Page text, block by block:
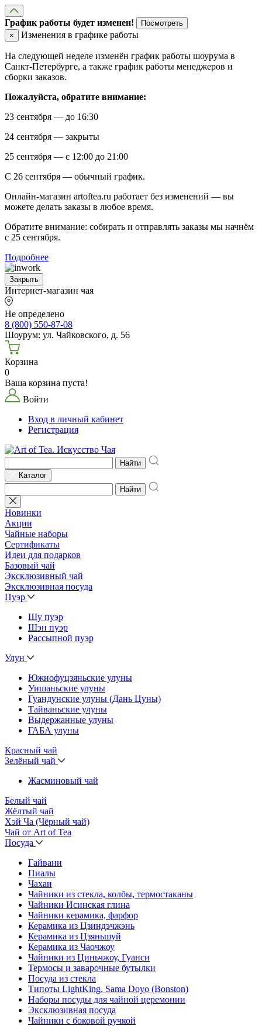
График работы будет изменен!
Посмотреть
×
Изменения в графике работы
На следующей неделе изменён график работы шоурума в
Санкт-Петербурге, а также график работы менеджеров и
сборки заказов.
Пожалуйста, обратите внимание:
23 сентября — до 16:30
24 сентября — закрыты
25 сентября — с 12:00 до 21:00
С 26 сентября — обычный график.
Онлайн-магазин artoftea.ru работает без изменений — вы
можете делать заказы в любое время.
Обратите внимание: собирать и отправлять заказы мы начнём
с 25 сентября.
Подробнее
Закрыть
Интернет-магазин чая
Не определено
8 (800) 550-87-08
Шоурум: ул. Чайковского, д. 56
Корзина
0
Ваша корзина пуста!
Войти
Вход в личный кабинет
Регистрация
Найти
Каталог
Найти
Новинки
Акции
Чайные наборы
Сертификаты
Идеи для подарков
Базовый чай
Эксклюзивный чай
Эксклюзивная посуда
Пуэр
Шу пуэр
Шэн пуэр
Рассыпной пуэр
Улун
Южнофуцзяньские улуны
Уишаньские улуны
Гуандунские улуны (Дань Цуны)
Тайваньские улуны
Выдержанные улуны
ГАБА улуны
Красный чай
Зелёный чай
Жасминовый чай
Белый чай
Жёлтый чай
Хэй Ча (Чёрный чай)
Чай от Art of Tea
Посуда
Гайвани
Пиалы
Чахаи
Чайники из стекла, колбы, термостаканы
Чайники Исинская глина
Чайники керамика, фарфор
Керамика из Цзиндэчжэнь
Керамика из Цзяньшуй
Керамика из Чаочжоу
Чайники из Циньчжоу, Гуанси
Термосы и заварочные бутылки
Посуда из стекла
Типоты LightKing, Sama Doyo (Bonston)
Наборы посуды для чайной церемонии
Эксклюзивная посуда
Чайники с боковой ручкой